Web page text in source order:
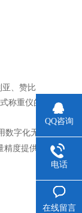
、赞比
称重仪的
数字化无
精度提供
QQ咨询
电话
在线留言